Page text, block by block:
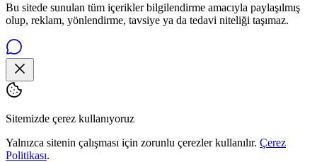
Bu sitede sunulan tüm içerikler bilgilendirme amacıyla paylaşılmış
olup, reklam, yönlendirme, tavsiye ya da tedavi niteliği taşımaz.
Sitemizde çerez kullanıyoruz
Yalnızca sitenin çalışması için zorunlu çerezler kullanılır. Çerez
Politikası.